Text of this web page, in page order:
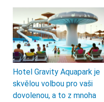
Hotel Gravity Aquapark je
skvělou volbou pro vaši
dovolenou, a to z mnoha